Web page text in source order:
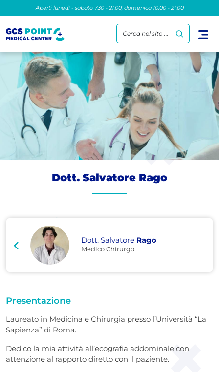
Aperti lunedì - sabato 7.30 - 21.00; domenica 10.00 - 21.00
Cerca nel sito ...
Dott. Salvatore Rago
Dott. Salvatore Rago
Medico Chirurgo
Presentazione
Laureato in Medicina e Chirurgia presso l’Università “La
Sapienza” di Roma.
Dedico la mia attività all’ecografia addominale con
attenzione al rapporto diretto con il paziente.